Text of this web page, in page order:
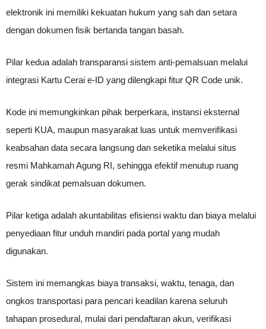
elektronik ini memiliki kekuatan hukum yang sah dan setara
dengan dokumen fisik bertanda tangan basah.
Pilar kedua adalah transparansi sistem anti-pemalsuan melalui
integrasi Kartu Cerai e-ID yang dilengkapi fitur QR Code unik.
Kode ini memungkinkan pihak berperkara, instansi eksternal
seperti KUA, maupun masyarakat luas untuk memverifikasi
keabsahan data secara langsung dan seketika melalui situs
resmi Mahkamah Agung RI, sehingga efektif menutup ruang
gerak sindikat pemalsuan dokumen.
Pilar ketiga adalah akuntabilitas efisiensi waktu dan biaya melalui
penyediaan fitur unduh mandiri pada portal yang mudah
digunakan.
Sistem ini memangkas biaya transaksi, waktu, tenaga, dan
ongkos transportasi para pencari keadilan karena seluruh
tahapan prosedural, mulai dari pendaftaran akun, verifikasi